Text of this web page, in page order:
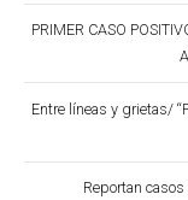
PRIMER CASO
Entre líneas y grietas/
Reportan